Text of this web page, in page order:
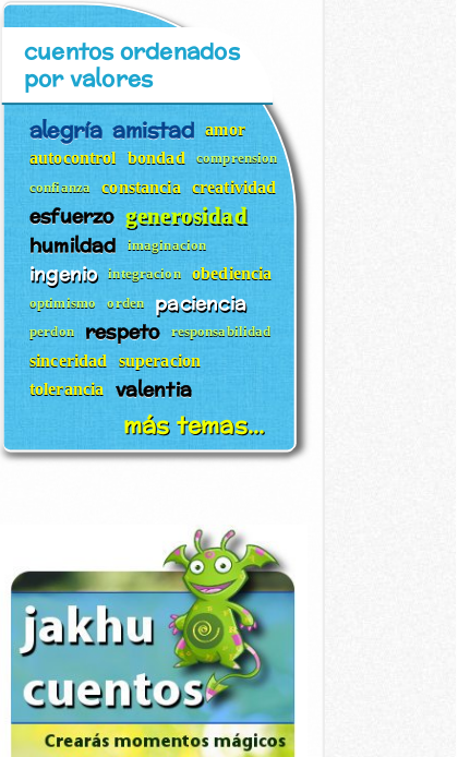
cuentos ordenados
por valores
alegría amistad amor
autocontrol
bondad comprension
confianza constancia creatividad
esfuerzo generosidad
humildad imaginacion
ingenio integracion obediencia
optimismo orden paciencia
perdon respeto responsabilidad
sinceridad superacion
tolerancia valentia
más temas...